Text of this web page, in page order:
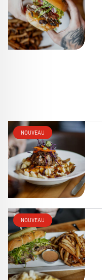
À PROPOS EMPLOIS
NOUVEAU
NOUVEAU